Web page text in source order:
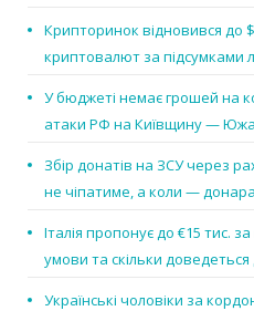
Крипторинок відновився до
криптовалют за підсумками
У бюджеті немає грошей на
атаки РФ на Київщину —
Збір донатів на ЗСУ через
не чіпатиме, а коли —
Італія пропонує до €15 тис.
умови та скільки
Українські чоловіки за